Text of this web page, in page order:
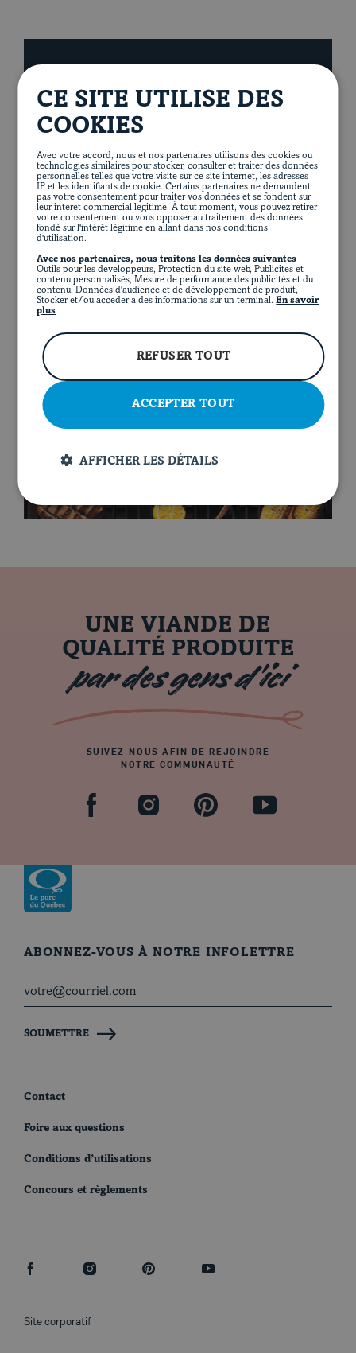
Blogue
EN
FACEBOOK PINTEREST
BON
cuit à votre goût
Le porc est à son meilleur quand la cuisson est
juste parfaite. Pour y arriver, éviter de surcuire
la viande de porc et choisissez le meilleur
mode de cuisson, selon la coupe.
VOIR LES CUISSONS
UNE VIANDE DE
QUALITÉ PRODUITE
par des gens d’ici
SUIVEZ-NOUS AFIN DE REJOINDRE
NOTRE COMMUNAUTÉ
Facebook Instagram Pinterest Youtube
Revenir à la page d’accueil
facebook instagram pinterest youtube
Site corporatif
Contact
Foire aux questions
Conditions d’utilisations
Concours et règlements
ABONNEZ-VOUS À NOTRE INFOLETTRE
SOUMETTRE
CE SITE UTILISE DES
COOKIES
Avec votre accord, nous et nos partenaires utilisons des cookies ou
technologies similaires pour stocker, consulter et traiter des données
personnelles telles que votre visite sur ce site internet, les adresses
IP et les identifiants de cookie. Certains partenaires ne demandent
pas votre consentement pour traiter vos données et se fondent sur
leur intérêt commercial légitime. À tout moment, vous pouvez retirer
votre consentement ou vous opposer au traitement des données
fondé sur l'intérêt légitime en allant dans nos conditions
d'utilisation.
Avec nos partenaires, nous traitons les données suivantes
Outils pour les développeurs, Protection du site web, Publicités et
contenu personnalisés, Mesure de performance des publicités et du
contenu, Données d'audience et de développement de produit,
Stocker et/ou accéder à des informations sur un terminal. En savoir
plus
ACCEPTER TOUT
REFUSER TOUT
AFFICHER LES DÉTAILS